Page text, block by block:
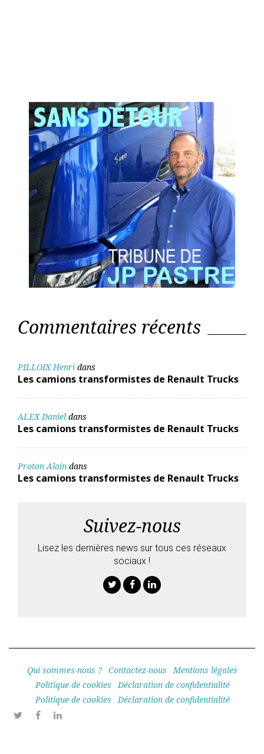
Commentaires récents
PILLOIX Henri dans
Les camions transformistes de Renault Trucks
ALEX Daniel dans
Les camions transformistes de Renault Trucks
Proton Alain dans
Les camions transformistes de Renault Trucks
Suivez-nous
Lisez les dernières news sur tous ces réseaux
sociaux !
Qui sommes-nous ? Contactez-nous
Mentions légales
Politique de cookies
Déclaration de confidentialité
Politique de cookies
Déclaration de confidentialité